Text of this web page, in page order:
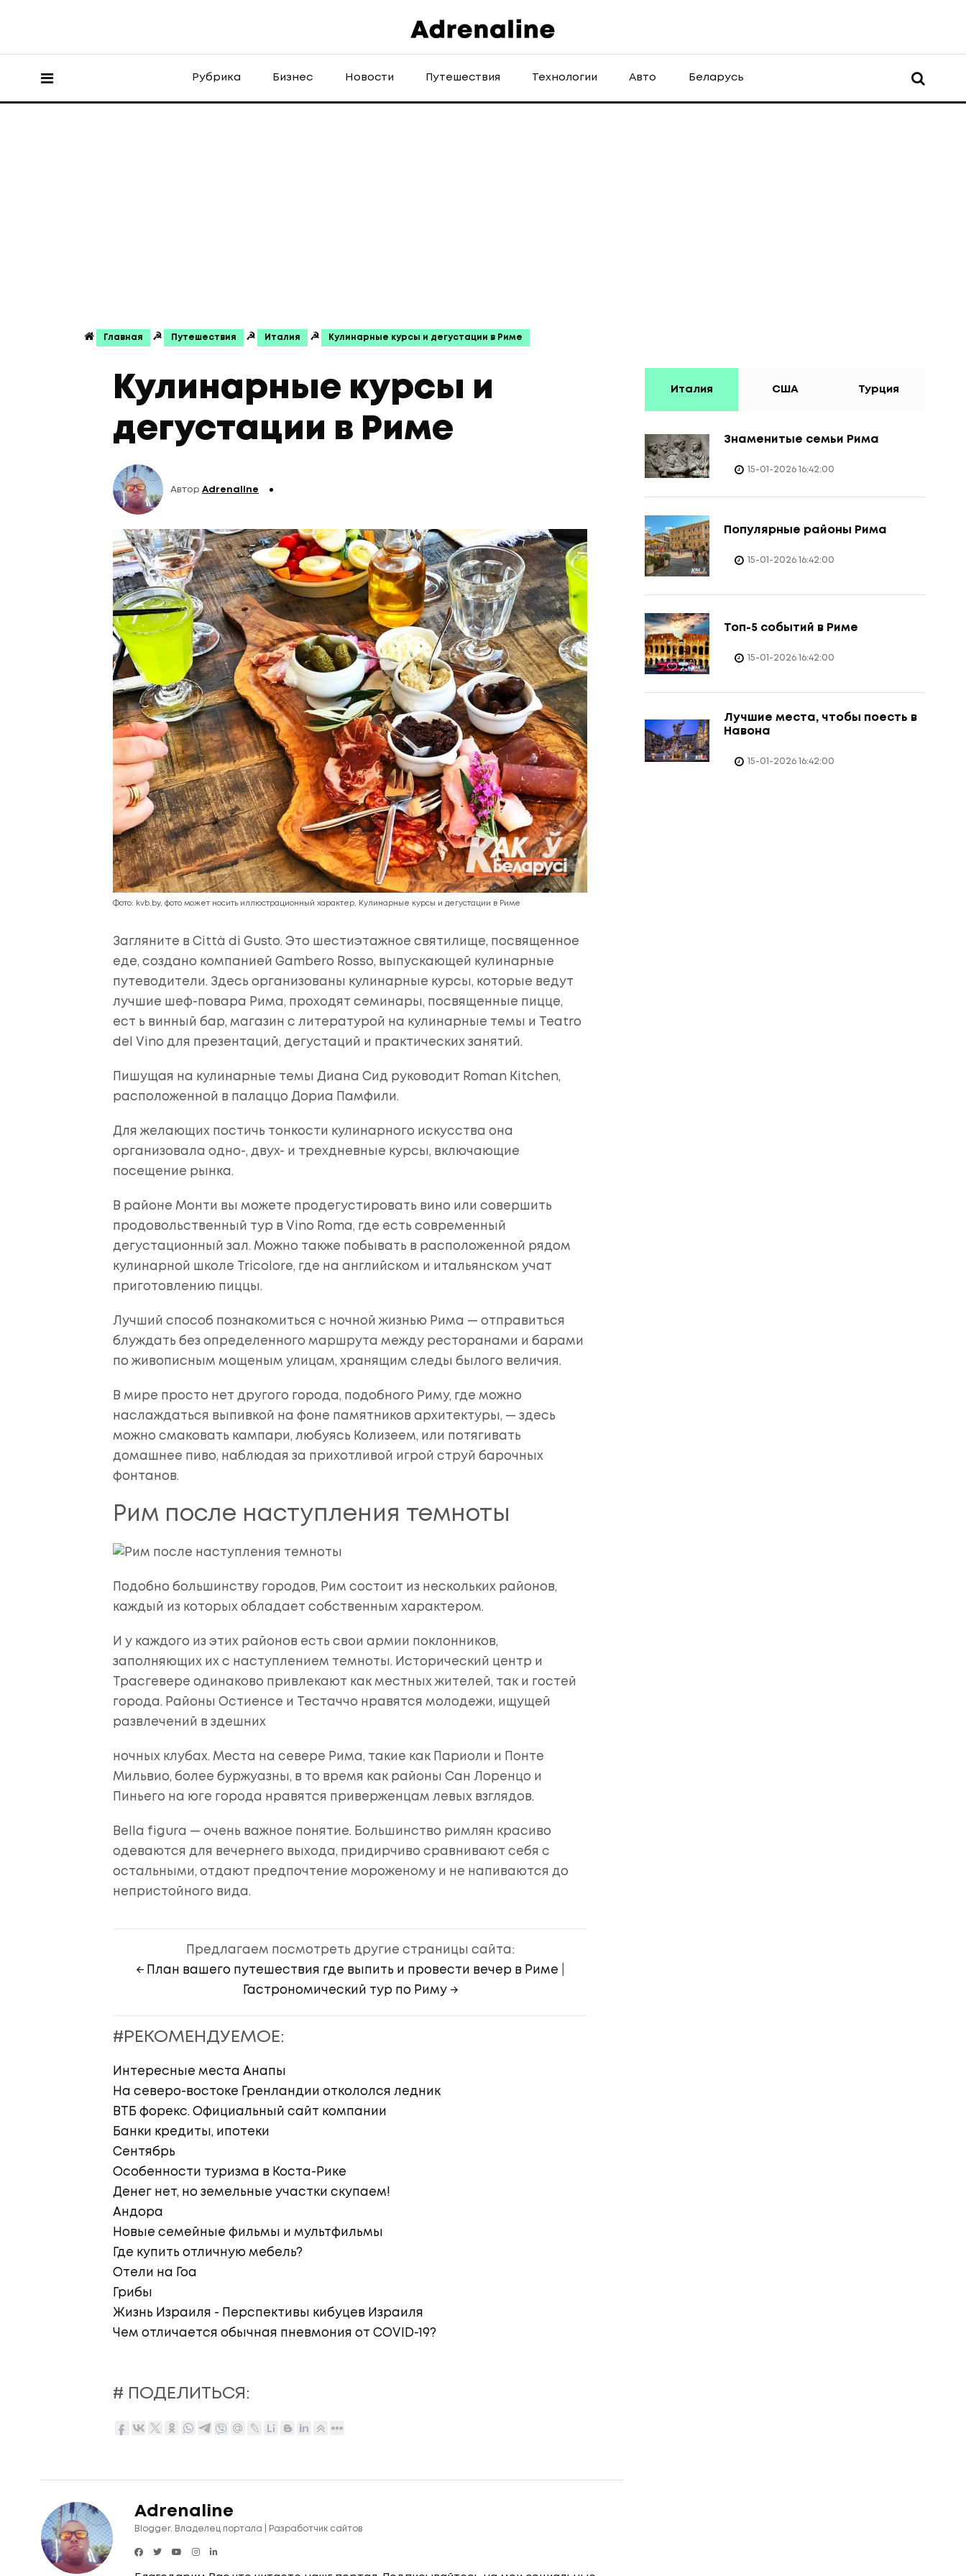
Рубрика Бизнес Новости Путешествия Технологии Авто Беларусь
Главная ☭ Путешествия ☭ Италия ☭ Кулинарные курсы и дегустации в Риме
Кулинарные курсы и
дегустации в Риме
Автор Adrenaline
Фото: kvb.by, фото может носить иллюстрационный характер, Кулинарные курсы и дегустации в Риме
Загляните в Città di Gusto. Это шестиэтажное святилище, посвященное
еде, создано компанией Gambero Rosso, выпускающей кулинарные
путеводители. Здесь организованы кулинарные курсы, которые ведут
лучшие шеф-повара Рима, проходят семинары, посвященные пицце,
ест ь винный бар, магазин с литературой на кулинарные темы и Teatro
del Vino для презентаций, дегустаций и практических занятий.
Пишущая на кулинарные темы Диана Сид руководит Roman Kitchen,
расположенной в палаццо Дориа Памфили.
Для желающих постичь тонкости кулинарного искусства она
организовала одно-, двух- и трехдневные курсы, включающие
посещение рынка.
В районе Монти вы можете продегустировать вино или совершить
продовольственный тур в Vino Roma, где есть современный
дегустационный зал. Можно также побывать в расположенной рядом
кулинарной школе Tricolore, где на английском и итальянском учат
приготовлению пиццы.
Лучший способ познакомиться с ночной жизнью Рима — отправиться
блуждать без определенного маршрута между ресторанами и барами
по живописным мощеным улицам, хранящим следы былого величия.
В мире просто нет другого города, подобного Риму, где можно
наслаждаться выпивкой на фоне памятников архитектуры, — здесь
можно смаковать кампари, любуясь Колизеем, или потягивать
домашнее пиво, наблюдая за прихотливой игрой струй барочных
фонтанов.
Рим после наступления темноты
Подобно большинству городов, Рим состоит из нескольких районов,
каждый из которых обладает собственным характером.
И у каждого из этих районов есть свои армии поклонников,
заполняющих их с наступлением темноты. Исторический центр и
Трасгевере одинаково привлекают как местных жителей, так и гостей
города. Районы Остиенсе и Тестаччо нравятся молодежи, ищущей
развлечений в здешних
ночных клубах. Места на севере Рима, такие как Париоли и Понте
Мильвио, более буржуазны, в то время как районы Сан Лоренцо и
Пиньего на юге города нравятся приверженцам левых взглядов.
Bella figura — очень важное понятие. Большинство римлян красиво
одеваются для вечернего выхода, придирчиво сравнивают себя с
остальными, отдают предпочтение мороженому и не напиваются до
непристойного вида.
Предлагаем посмотреть другие страницы сайта:
← План вашего путешествия где выпить и провести вечер в Риме
Гастрономический тур по Риму →
#РЕКОМЕНДУЕМОЕ:
Интересные места Анапы
На северо-востоке Гренландии откололся ледник
ВТБ форекс. Официальный сайт компании
Банки кредиты, ипотеки
Сентябрь
Особенности туризма в Коста-Рике
Денег нет, но земельные участки скупаем!
Андора
Новые семейные фильмы и мультфильмы
Где купить отличную мебель?
Отели на Гоа
Грибы
Жизнь Израиля - Перспективы кибуцев Израиля
Чем отличается обычная пневмония от COVID-19?
# ПОДЕЛИТЬСЯ:
Adrenaline
Blogger. Владелец портала | Разработчик сайтов
Италия США Турция
Знаменитые семьи Рима
15-01-2026 16:42:00
Популярные районы Рима
15-01-2026 16:42:00
Топ-5 событий в Риме
15-01-2026 16:42:00
Лучшие места, чтобы поесть в
Навона
15-01-2026 16:42:00